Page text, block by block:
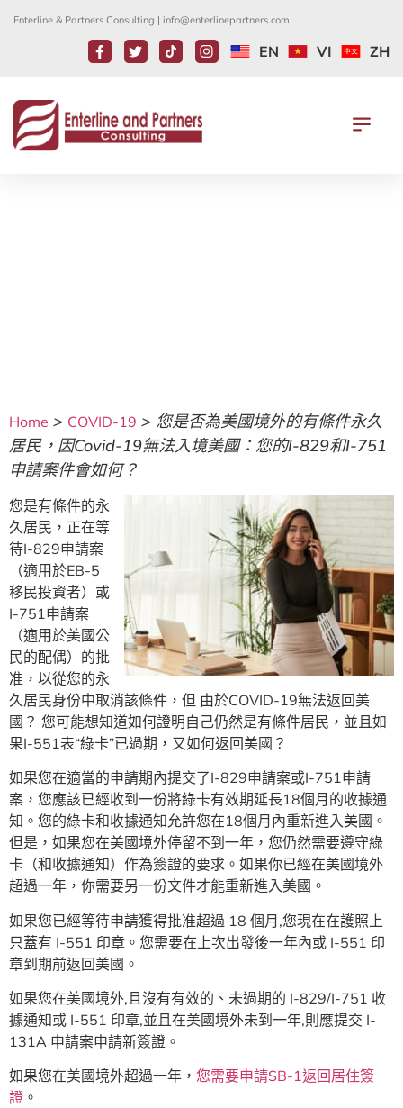
Enterline & Partners Consulting | info@enterlinepartners.com
EN VI ZH
Home > COVID-19 > 您是否為美國境外的有條件永久
居民，因Covid-19無法入境美國：您的I-829和I-751
申請案件會如何？
您是有條件的永
久居民，正在等
待I-829申請案
（適用於EB-5
移民投資者）或
I-751申請案
（適用於美國公
民的配偶）的批
准，以從您的永
久居民身份中取消該條件，但 由於COVID-19無法返回美
國？ 您可能想知道如何證明自己仍然是有條件居民，並且如
果I-551表“綠卡”已過期，又如何返回美國？
如果您在適當的申請期內提交了I-829申請案或I-751申請
案，您應該已經收到一份將綠卡有效期延長18個月的收據通
知。您的綠卡和收據通知允許您在18個月內重新進入美國。
但是，如果您在美國境外停留不到一年，您仍然需要遵守綠
卡（和收據通知）作為簽證的要求。如果你已經在美國境外
超過一年，你需要另一份文件才能重新進入美國。
如果您已經等待申請獲得批准超過 18 個月,您現在在護照上
只蓋有 I-551 印章。您需要在上次出發後一年內或 I-551 印
章到期前返回美國。
如果您在美國境外,且沒有有效的、未過期的 I-829/I-751 收
據通知或 I-551 印章,並且在美國境外未到一年,則應提交 I-
131A 申請案申請新簽證。
如果您在美國境外超過一年， 您需要申請SB-1返回居住簽
證 。